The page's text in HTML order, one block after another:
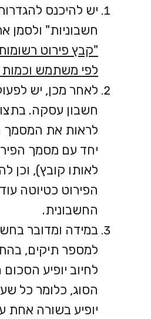
יש להיכנס
חשבוניות" ולסמן
"קבץ פירוט
לפי משתמש
לאחר מכן, יש
חשבון עסקה.
לראות את המסמך
יחד עם מסמך
לאותו קובץ), וכן
הפירוט כטיוטה
החשבונית.
במידה ומדובר
למספר תיקים,
לחיוב יופיע
הסוג, כלומר כל
יופיע בשורה אחת